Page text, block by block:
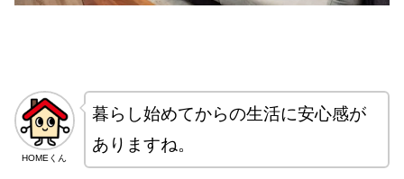
HOMEくん
暮らし始めてからの生活に安心感が
ありますね。